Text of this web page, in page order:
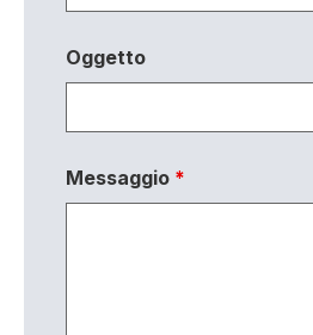
Oggetto
Messaggio *